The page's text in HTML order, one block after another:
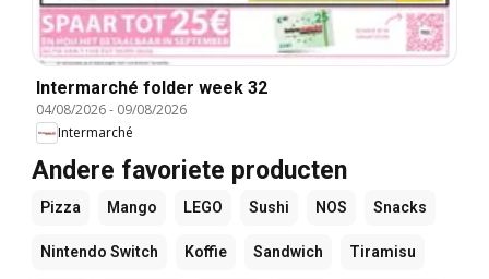
Intermarché folder week 32
04/08/2026- 09/08/2026
Intermarché
Andere favoriete producten
Pizza Mango LEGO Sushi NOS Snacks
Nintendo Switch Koffie Sandwich Tiramisu